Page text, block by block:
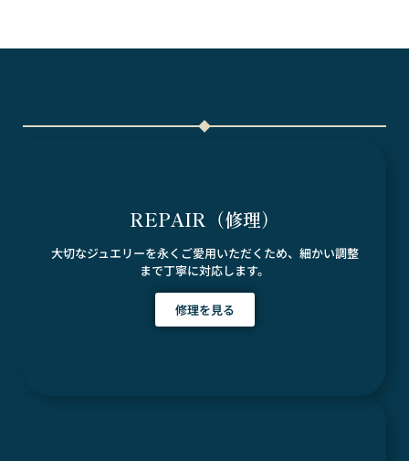
REPAIR（修理）
大切なジュエリーを永くご愛用いただくため、細かい調整
まで丁寧に対応します。
修理を見る